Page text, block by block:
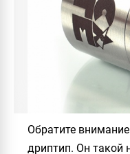
Обратите
дриптип. Он такой